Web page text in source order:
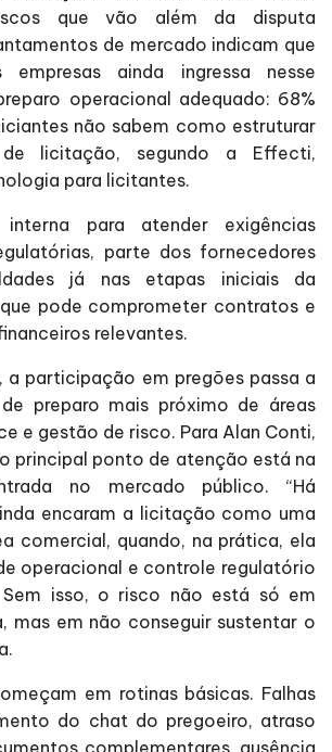
que vão além da disputa
de mercado indicam que
ainda ingressa nesse
operacional adequado: 68%
não sabem como estruturar
licitação, segundo a Effecti,
para licitantes.
para atender exigências
parte dos fornecedores
já nas etapas iniciais da
pode comprometer contratos e
relevantes.
a participação em pregões passa a
preparo mais próximo de áreas
e gestão de risco. Para Alan Conti,
principal ponto de atenção está na
no mercado público. “Há
encaram a licitação como uma
comercial, quando, na prática, ela
operacional e controle regulatório
isso, o risco não está só em
mas em não conseguir sustentar o
em rotinas básicas. Falhas
do chat do pregoeiro, atraso